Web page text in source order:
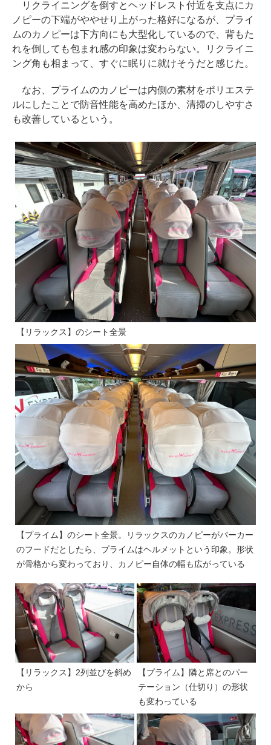
リクライニングを倒すとヘッドレスト付近を支点にカ
ノピーの下端がややせり上がった格好になるが、プライ
ムのカノピーは下方向にも大型化しているので、背もた
れを倒しても包まれ感の印象は変わらない。リクライニ
ング角も相まって、すぐに眠りに就けそうだと感じた。
なお、プライムのカノピーは内側の素材をポリエステ
ルにしたことで防音性能を高めたほか、清掃のしやすさ
も改善しているという。
【リラックス】のシート全景
【プライム】のシート全景。リラックスのカノピーがパーカー
のフードだとしたら、プライムはヘルメットという印象。形状
が骨格から変わっており、カノピー自体の幅も広がっている
【リラックス】2列並びを斜め
から
【プライム】隣と席とのパー
テーション（仕切り）の形状
も変わっている